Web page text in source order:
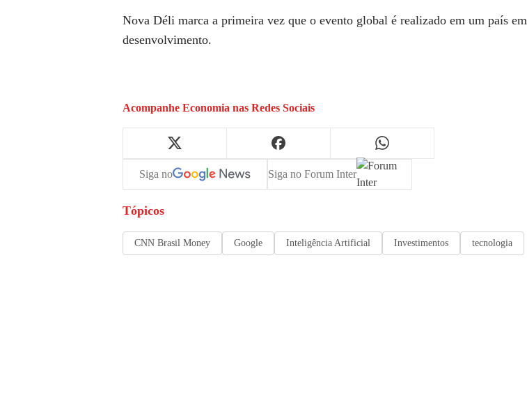
Nova Déli marca a primeira vez que o evento global é realizado em um país em
desenvolvimento.
Acompanhe Economia nas Redes Sociais
Siga no Siga no Forum Inter
Tópicos
CNN Brasil Money Google Inteligência Artificial Investimentos tecnologia